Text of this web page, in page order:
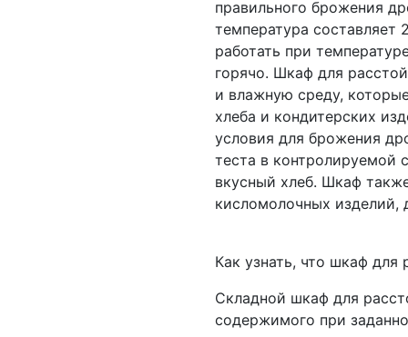
правильного брожения
температура составляет
работать при
горячо. Шкаф для
и влажную среду,
хлеба и кондитерских
условия для брожения
теста в контролируемой
вкусный хлеб. Шкаф
кисломолочных изделий,
Как узнать, что шкаф для
Складной шкаф для
содержимого при